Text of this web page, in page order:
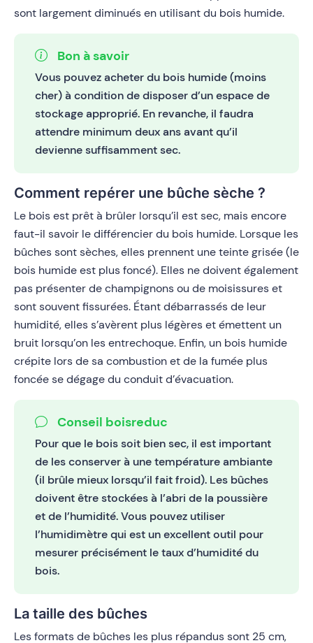
sont largement diminués en utilisant du bois humide.
Bon à savoir
Vous pouvez acheter du bois humide (moins
cher) à condition de disposer d’un espace de
stockage approprié. En revanche, il faudra
attendre minimum deux ans avant qu’il
devienne suffisamment sec.
Comment repérer une bûche sèche ?
Le bois est prêt à brûler lorsqu’il est sec, mais encore
faut-il savoir le différencier du bois humide. Lorsque les
bûches sont sèches, elles prennent une teinte grisée (le
bois humide est plus foncé). Elles ne doivent également
pas présenter de champignons ou de moisissures et
sont souvent fissurées. Étant débarrassés de leur
humidité, elles s’avèrent plus légères et émettent un
bruit lorsqu’on les entrechoque. Enfin, un bois humide
crépite lors de sa combustion et de la fumée plus
foncée se dégage du conduit d’évacuation.
Conseil boisreduc
Pour que le bois soit bien sec, il est important
de les conserver à une température ambiante
(il brûle mieux lorsqu’il fait froid). Les bûches
doivent être stockées à l’abri de la poussière
et de l’humidité. Vous pouvez utiliser
l’humidimètre qui est un excellent outil pour
mesurer précisément le taux d’humidité du
bois.
La taille des bûches
Les formats de bûches les plus répandus sont 25 cm,